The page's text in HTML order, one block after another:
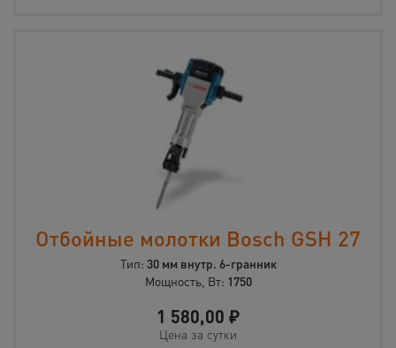
Отбойные молотки Bosch GSH 27
Тип: 30 мм внутр. 6-гранник
Мощность, Вт: 1750
1 580,00 ₽
Цена за сутки